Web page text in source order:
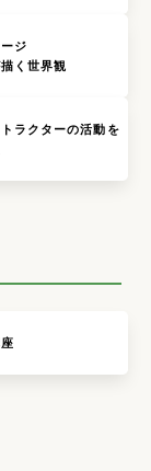
ジ
く世界観
ラクターの活動を